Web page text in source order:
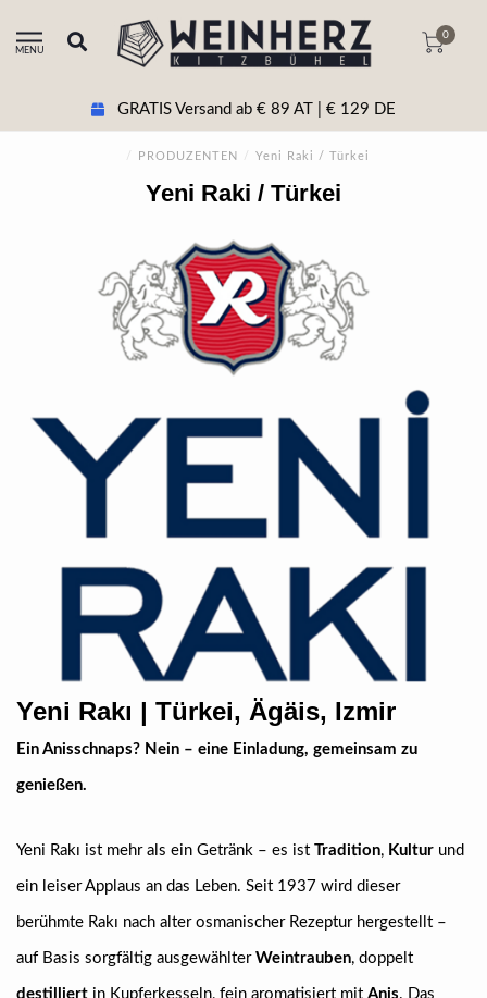
MENU
0
GRATIS Versand ab € 89 AT | € 129 DE
/ PRODUZENTEN / Yeni Raki / Türkei
Yeni Raki / Türkei
Yeni Rakı | Türkei, Ägäis, Izmir
Ein Anisschnaps? Nein – eine Einladung, gemeinsam zu
genießen.
Yeni Rakı ist mehr als ein Getränk – es ist Tradition, Kultur und
ein leiser Applaus an das Leben. Seit 1937 wird dieser
berühmte Rakı nach alter osmanischer Rezeptur hergestellt –
auf Basis sorgfältig ausgewählter Weintrauben, doppelt
destilliert in Kupferkesseln, fein aromatisiert mit Anis. Das